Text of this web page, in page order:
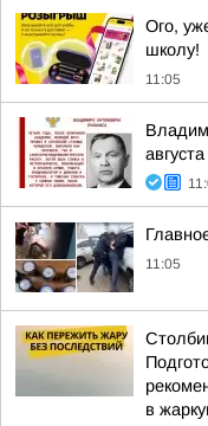
Ого,
школу!
11:05
11:05
в